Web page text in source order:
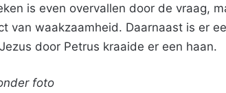
is even overvallen door de vraag,
van waakzaamheid. Daarnaast is er
door Petrus kraaide er een haan.
foto